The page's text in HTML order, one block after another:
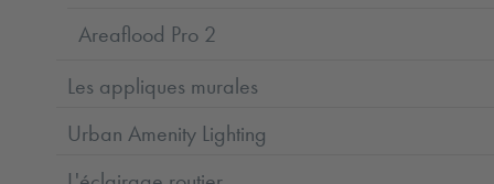
Areaflood Pro 2
Les appliques murales
Urban Amenity Lighting